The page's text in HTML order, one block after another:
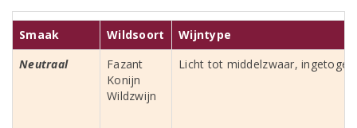
Smaak Wildsoort
Wijntype
Neutraal
Fazant
Konijn
Wildzwijn
Licht tot middelzwaar,